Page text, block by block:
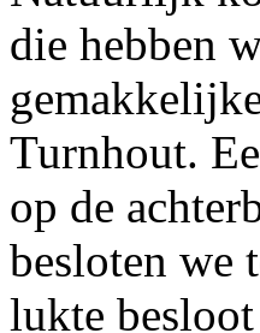
die hebben
Turnhout.
op de
besloten we
lukte